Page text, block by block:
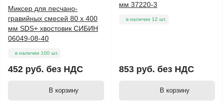
Миксер для песчано-
гравийных смесей 80 х 400
мм SDS+ хвостовик СИБИН
06049-08-40
в наличии 100 шт.
452 руб. без НДС
В корзину
мм 37220-3
в наличии 12 шт.
853 руб. без НДС
В корзину